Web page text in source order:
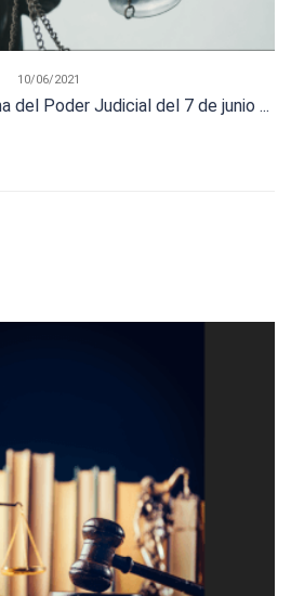
10/06/2021
del Poder Judicial del 7 de junio ...